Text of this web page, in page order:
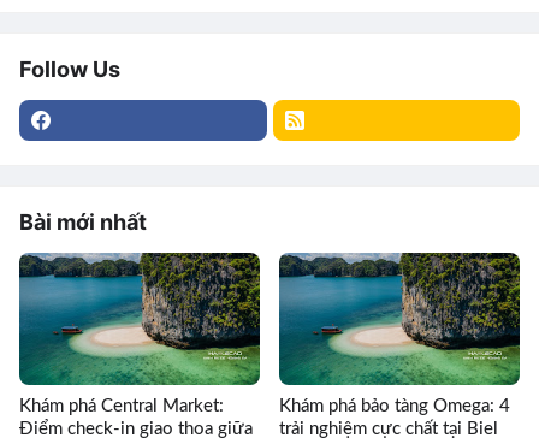
Follow Us
Bài mới nhất
Khám phá Central Market:
Điểm check-in giao thoa giữa
Khám phá bảo tàng Omega: 4
trải nghiệm cực chất tại Biel